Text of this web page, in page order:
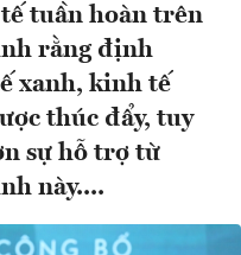
tuần hoàn trên
rằng định
xanh, kinh tế
thúc đẩy, tuy
sự hỗ trợ từ
này....